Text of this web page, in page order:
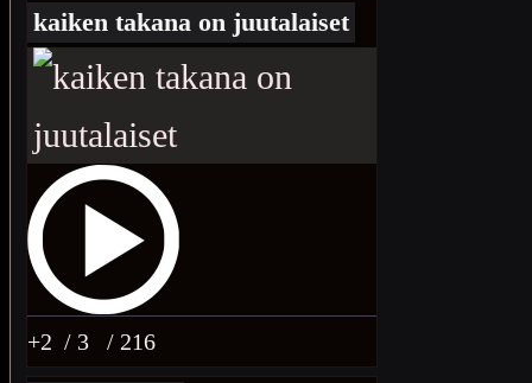
kaiken takana on juutalaiset
+2 / 3 / 216